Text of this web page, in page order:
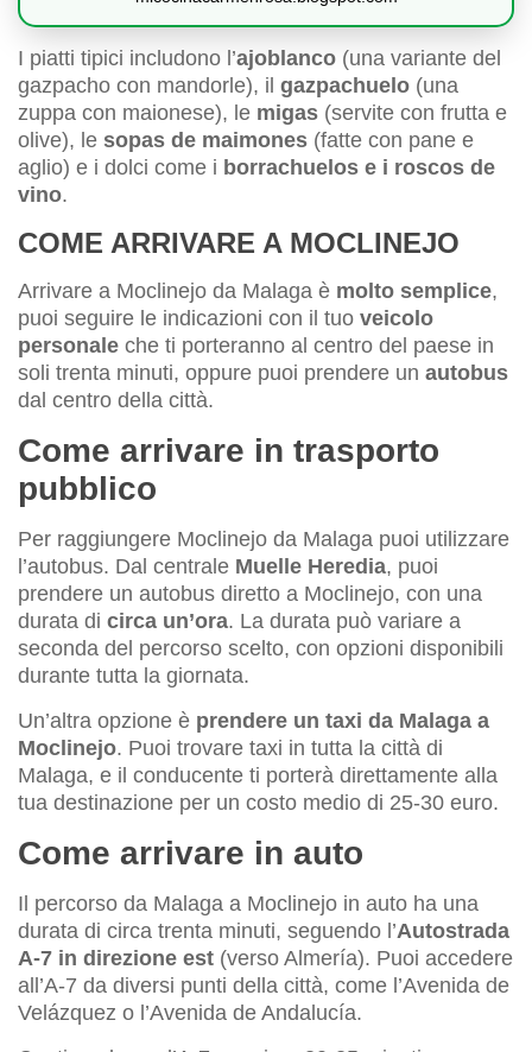
I piatti tipici includono l’ajoblanco (una variante del
gazpacho con mandorle), il gazpachuelo (una
zuppa con maionese), le migas (servite con frutta e
olive), le sopas de maimones (fatte con pane e
aglio) e i dolci come i borrachuelos e i roscos de
vino.
COME ARRIVARE A MOCLINEJO
Arrivare a Moclinejo da Malaga è molto semplice,
puoi seguire le indicazioni con il tuo veicolo
personale che ti porteranno al centro del paese in
soli trenta minuti, oppure puoi prendere un autobus
dal centro della città.
Come arrivare in trasporto
pubblico
Per raggiungere Moclinejo da Malaga puoi utilizzare
l’autobus. Dal centrale Muelle Heredia, puoi
prendere un autobus diretto a Moclinejo, con una
durata di circa un’ora. La durata può variare a
seconda del percorso scelto, con opzioni disponibili
durante tutta la giornata.
Un’altra opzione è prendere un taxi da Malaga a
Moclinejo. Puoi trovare taxi in tutta la città di
Malaga, e il conducente ti porterà direttamente alla
tua destinazione per un costo medio di 25-30 euro.
Come arrivare in auto
Il percorso da Malaga a Moclinejo in auto ha una
durata di circa trenta minuti, seguendo l’Autostrada
A-7 in direzione est (verso Almería). Puoi accedere
all’A-7 da diversi punti della città, come l’Avenida de
Velázquez o l’Avenida de Andalucía.